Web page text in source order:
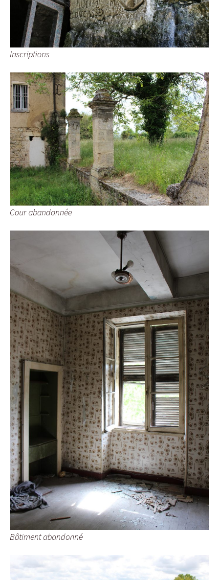
Inscriptions
Cour abandonnée
Bâtiment abandonné